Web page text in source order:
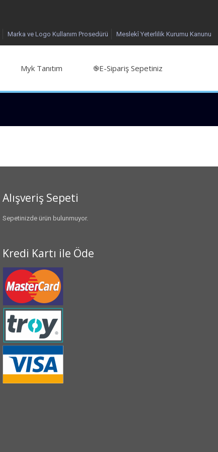
Marka ve Logo Kullanım Prosedürü Meslekî Yeterlilik Kurumu Kanunu
Myk Tanıtım ֎E-Sipariş Sepetiniz
Alışveriş Sepeti
Sepetinizde ürün bulunmuyor.
Kredi Kartı ile Öde